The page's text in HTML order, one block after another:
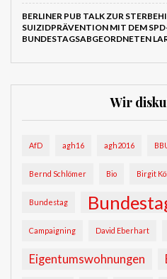
BERLINER PUB TALK ZUR
SUIZIDPRÄVENTION MIT DEM
BUNDESTAGSABGEORDNETEN
Wir
AfD agh16 agh2016
Bernd Schlömer Bio Birgit
Bundestag
Campaigning David Eberhart
Eigentumswohnungen